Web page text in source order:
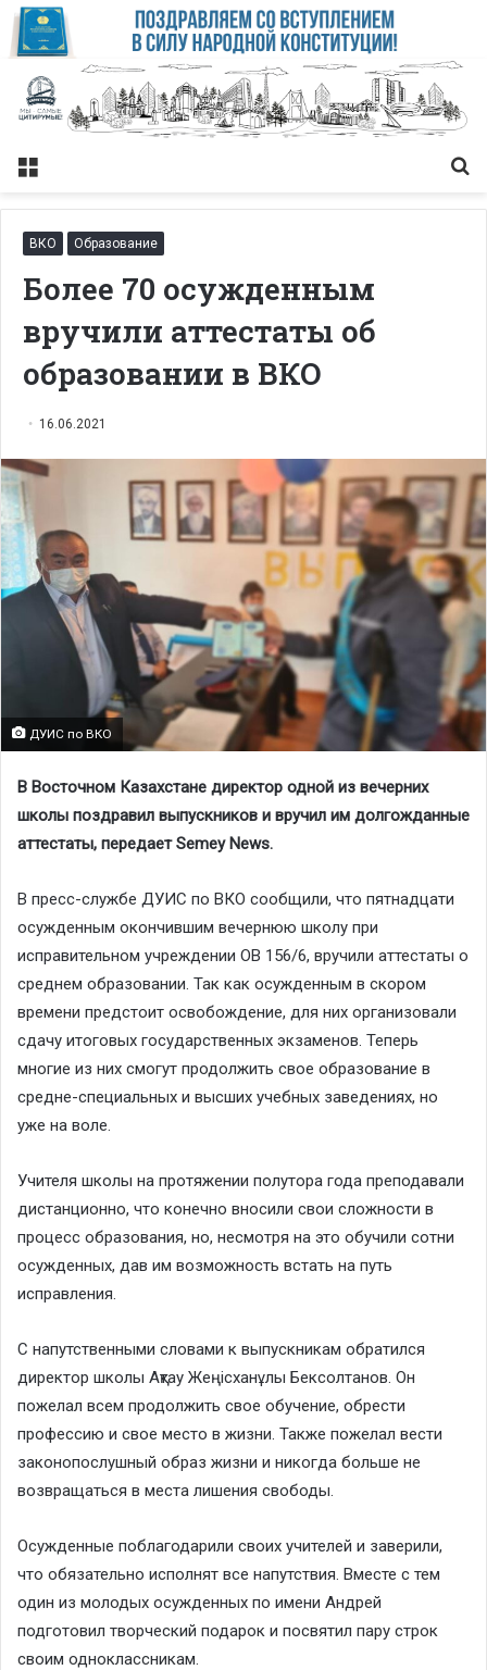
Меню
ВКО Образование
Более 70 осужденным
вручили аттестаты об
образовании в ВКО
16.06.2021
ДУИС по ВКО
В Восточном Казахстане директор одной из вечерних
школы поздравил выпускников и вручил им долгожданные
аттестаты, передает Semey News.
В пресс-службе ДУИС по ВКО сообщили, что пятнадцати
осужденным окончившим вечернюю школу при
исправительном учреждении ОВ 156/6, вручили аттестаты о
среднем образовании. Так как осужденным в скором
времени предстоит освобождение, для них организовали
сдачу итоговых государственных экзаменов. Теперь
многие из них смогут продолжить свое образование в
средне-специальных и высших учебных заведениях, но
уже на воле.
Учителя школы на протяжении полутора года преподавали
дистанционно, что конечно вносили свои сложности в
процесс образования, но, несмотря на это обучили сотни
осужденных, дав им возможность встать на путь
исправления.
С напутственными словами к выпускникам обратился
директор школы Ақтау Жеңісханұлы Бексолтанов. Он
пожелал всем продолжить свое обучение, обрести
профессию и свое место в жизни. Также пожелал вести
законопослушный образ жизни и никогда больше не
возвращаться в места лишения свободы.
Осужденные поблагодарили своих учителей и заверили,
что обязательно исполнят все напутствия. Вместе с тем
один из молодых осужденных по имени Андрей
подготовил творческий подарок и посвятил пару строк
своим одноклассникам.